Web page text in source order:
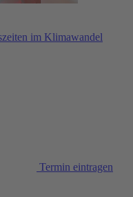
im Klimawandel
Termin eintragen